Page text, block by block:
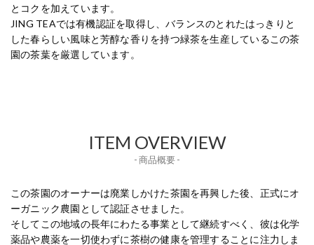
とコクを加えています。
JING TEAでは有機認証を取得し、バランスのとれたはっきりと
した春らしい風味と芳醇な香りを持つ緑茶を生産しているこの茶
園の茶葉を厳選しています。
ITEM OVERVIEW
- 商品概要 -
この茶園のオーナーは廃業しかけた茶園を再興した後、正式にオ
ーガニック農園として認証させました。
そしてこの地域の長年にわたる事業として継続すべく、彼は化学
薬品や農薬を一切使わずに茶樹の健康を管理することに注力しま